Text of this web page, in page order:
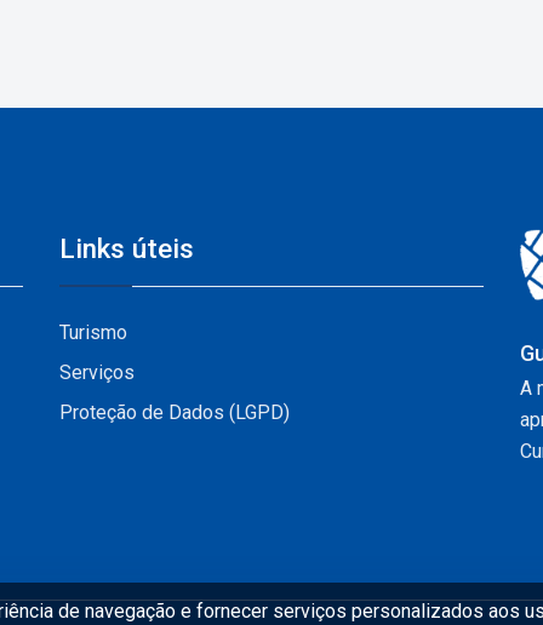
de navegação e fornecer serviços personalizados aos
Links úteis
Turismo
Serviços
Proteção de Dados (LGPD)
A